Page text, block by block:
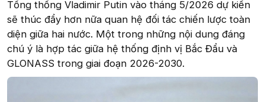
Tổng thống Vladimir Putin vào tháng 5/2026 dự kiến
sẽ thúc đẩy hơn nữa quan hệ đối tác chiến lược toàn
diện giữa hai nước. Một trong những nội dung đáng
chú ý là hợp tác giữa hệ thống định vị Bắc Đẩu và
GLONASS trong giai đoạn 2026-2030.